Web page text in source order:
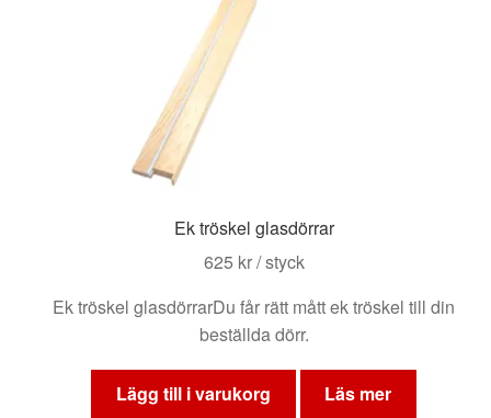
Ek tröskel glasdörrar
625 kr/ styck
Ek tröskel glasdörrarDu får rätt mått ek tröskel till din
beställda dörr.
Lägg till i varukorg Läs mer